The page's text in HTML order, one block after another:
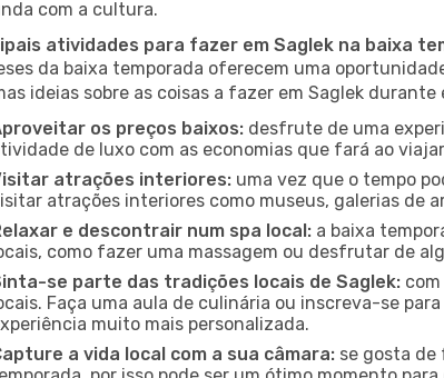
com a cultura.
atividades para fazer em Saglek na baixa
da baixa temporada oferecem uma
ideias sobre as coisas a fazer em Saglek durante
os preços baixos: desfrute de uma
de luxo com as economias que fará ao
atrações interiores: uma vez que o tempo
atrações interiores como museus, galerias de
e descontrair num spa local: a baixa
como fazer uma massagem ou desfrutar de
se parte das tradições locais de Saglek:
Faça uma aula de culinária ou inscreva-se
muito mais personalizada.
a vida local com a sua câmara: se gosta de